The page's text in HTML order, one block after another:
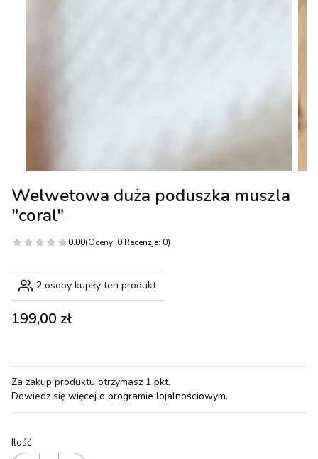
Welwetowa duża poduszka muszla
"coral"
0.00(Oceny: 0 Recenzje: 0)
2 osoby kupiły ten produkt
Cena
199,00 zł
Za zakup produktu otrzymasz 1 pkt.
Dowiedz się więcej o programie lojalnościowym.
Ilość